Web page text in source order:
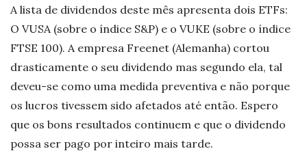
A lista de dividendos deste mês apresenta dois ETFs:
O VUSA (sobre o índice S&P) e o VUKE (sobre o índice
FTSE 100). A empresa Freenet (Alemanha) cortou
drasticamente o seu dividendo mas segundo ela, tal
deveu-se como uma medida preventiva e não porque
os lucros tivessem sido afetados até então. Espero
que os bons resultados continuem e que o dividendo
possa ser pago por inteiro mais tarde.